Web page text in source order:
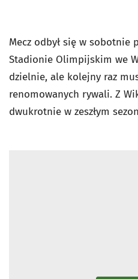
Mecz odbył się w sobotnie
Stadionie Olimpijskim we
dzielnie, ale kolejny raz
renomowanych rywali. Z
dwukrotnie w zeszłym